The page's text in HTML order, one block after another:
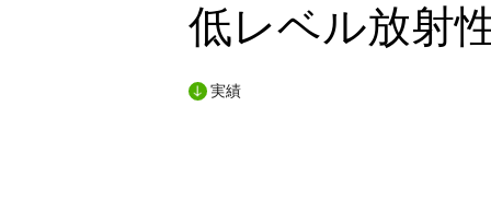
低レベル放射
実績